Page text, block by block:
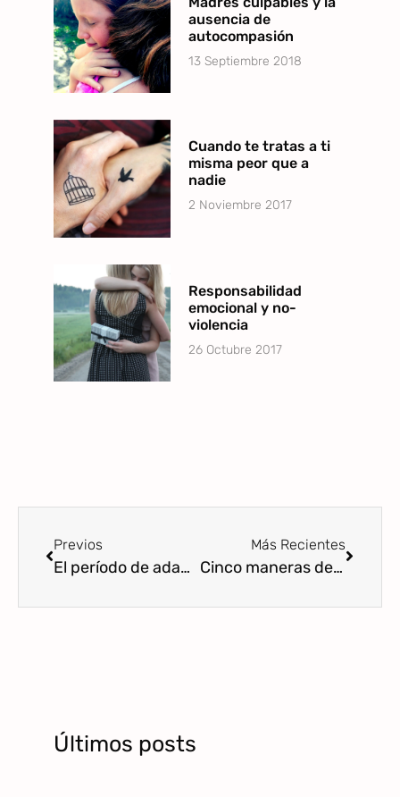
ausencia de
autocompasión
13 Septiembre 2018
Cuando te tratas a ti
misma peor que a
nadie
2 Noviembre 2017
Responsabilidad
emocional y no-
violencia
26 Octubre 2017
Previos
El período de adaptación al cole: vamos a contar verdades
Más Recientes
Cinco maneras de fomentar un desarrollo emocional sano en la infancia temprana
Últimos posts